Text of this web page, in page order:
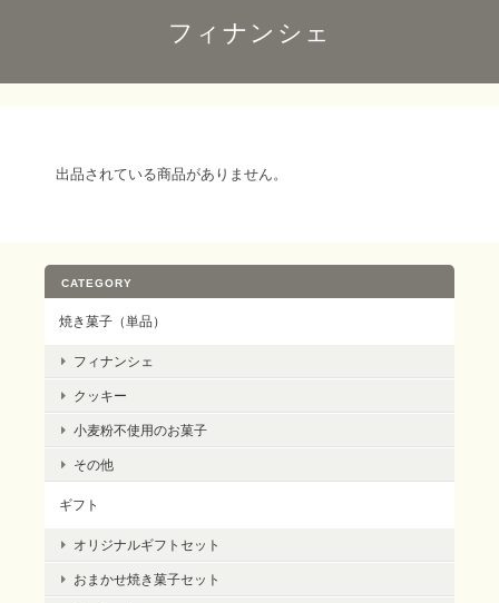
フィナンシェ
出品されている商品がありません。
CATEGORY
焼き菓子（単品）
フィナンシェ
クッキー
小麦粉不使用のお菓子
その他
ギフト
オリジナルギフトセット
おまかせ焼き菓子セット